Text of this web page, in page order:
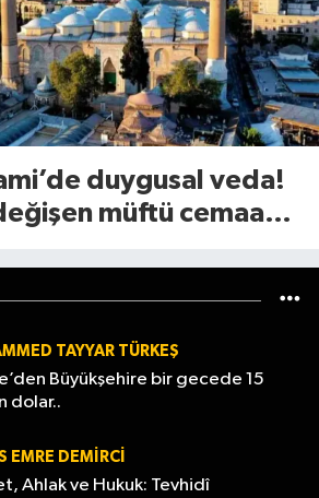
duygusal veda!
müftü cemaate
TAYYAR TÜRKEŞ
Büyükşehire bir gecede 15
dolar..
EMRE DEMIRCI
Ahlak ve Hukuk: Tevhidî